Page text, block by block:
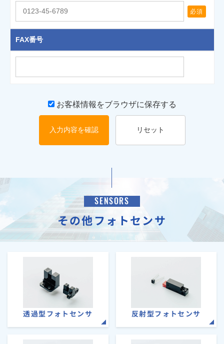
必須
FAX番号
お客様情報をブラウザに保存する
入力内容を確認 リセット
SENSORS
その他フォトセンサ
透過型フォトセンサ 反射型フォトセンサ